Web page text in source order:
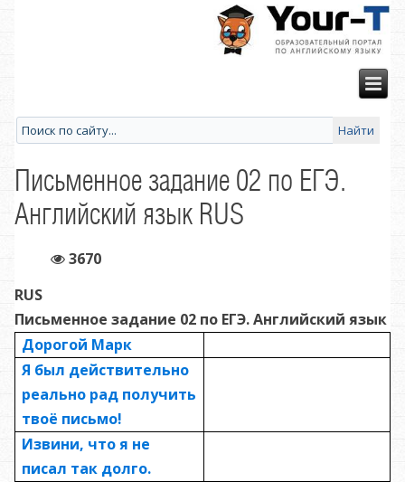
Письменное задание 02 по ЕГЭ.
Английский язык RUS
3670
RUS
Письменное задание 02 по ЕГЭ. Английский язык
Дорогой Марк
Я был действительно
реально рад получить
твоё письмо!
Извини, что я не
писал так долго.